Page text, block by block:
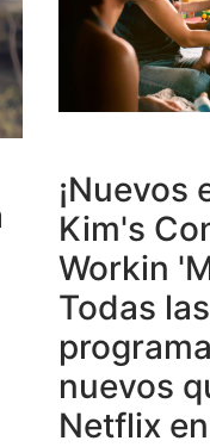
¡Nuevos
Kim's
Workin
Todas
nuevos
Netflix